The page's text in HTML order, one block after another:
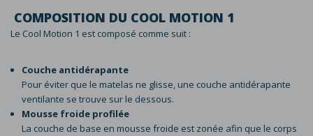
COMPOSITION DU COOL MOTION 1
Le Cool Motion 1 est composé comme suit :
Couche antidérapante
Pour éviter que le matelas ne glisse, une couche antidérapante
ventilante se trouve sur le dessous.
Mousse froide profilée
La couche de base en mousse froide est zonée afin que le corps